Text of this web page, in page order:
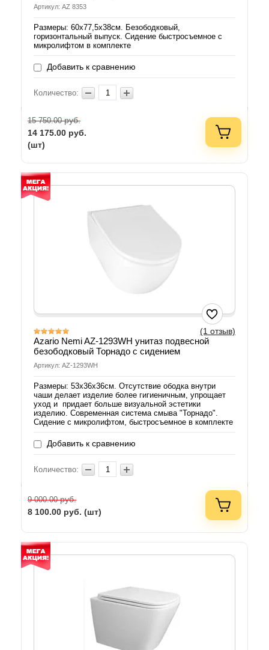
Артикул: AZ 8353
Размеры: 60х77,5х38см. Безободковый,
горизонтальный выпуск. Сидение быстросъемное с
микролифтом в комплекте
Добавить к сравнению
Количество:
15 750.00руб.
14 175.00 руб.
(шт)
(1 отзыв)
Azario Nemi AZ-1293WH унитаз подвесной
безободковый Торнадо с сидением
Артикул: AZ-1293WH
Размеры: 53х36х36см. Отсутствие ободка внутри
чаши делает изделие более гигиеничным, упрощает
уход и придает больше визуальной эстетики
изделию. Современная система смыва "Торнадо".
Сидение с микролифтом, быстросъемное в комплекте
Добавить к сравнению
Количество:
9 000.00руб.
8 100.00 руб. (шт)